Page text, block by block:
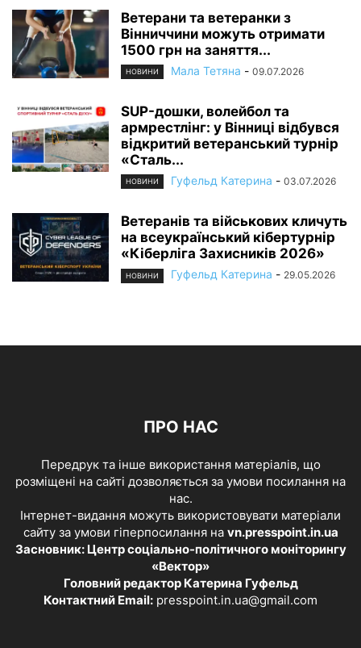
Ветерани та ветеранки з
Вінниччини можуть отримати
1500 грн на заняття...
НОВИНИ Мала Тетяна - 09.07.2026
SUP-дошки, волейбол та
армрестлінг: у Вінниці відбувся
відкритий ветеранський турнір
«Сталь...
НОВИНИ Гуфельд Катерина - 03.07.2026
Ветеранів та військових кличуть
на всеукраїнський кібертурнір
«Кіберліга Захисників 2026»
НОВИНИ Гуфельд Катерина - 29.05.2026
ПРО НАС
Передрук та інше використання матеріалів, що
розміщені на сайті дозволяється за умови посилання на
нас.
Інтернет-видання можуть використовувати матеріали
сайту за умови гіперпосилання на vn.presspoint.in.ua
Засновник: Центр соціально-політичного моніторингу
«Вектор»
Головний редактор Катерина Гуфельд
Контактний Email: presspoint.in.ua@gmail.com